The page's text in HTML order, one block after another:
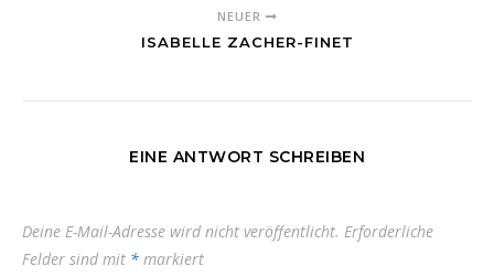
NEUER
ISABELLE ZACHER-FINET
EINE ANTWORT SCHREIBEN
Deine E-Mail-Adresse wird nicht veröffentlicht. Erforderliche
Felder sind mit * markiert